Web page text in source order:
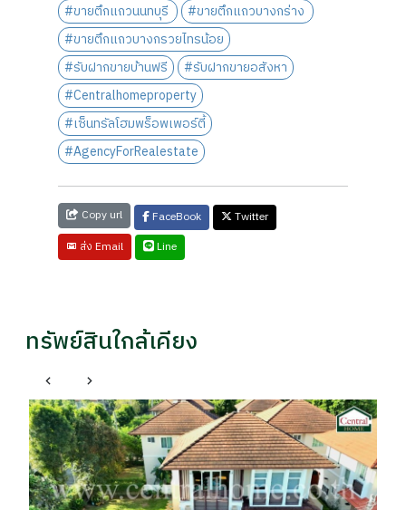
#ขายตึกแถวนนทบุรี
#ขายตึกแถวบางกร่าง
#ขายตึกแถวบางกรวยไทรน้อย
#รับฝากขายบ้านฟรี
#รับฝากขายอสังหา
#Centralhomeproperty
#เซ็นทรัลโฮมพร็อพเพอร์ตี้
#AgencyForRealestate
Copy url FaceBook
Twitter
ส่ง Email
Line
ทรัพย์สินใกล้เคียง